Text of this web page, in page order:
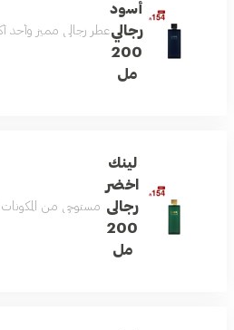
أسود
رجالي
200
مل
عطر رجالي مميز وأحد
لينك
اخضر
رجالى
200
مل
مستوحى من المكونات